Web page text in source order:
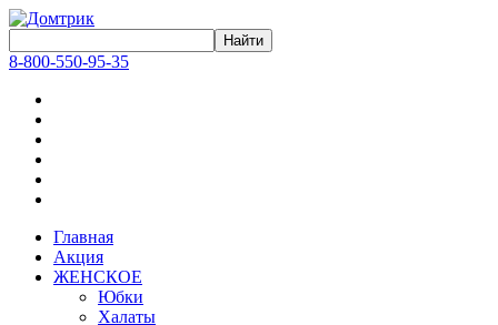
8-800-550-95-35
Главная
Акция
ЖЕНСКОЕ
Юбки
Халаты